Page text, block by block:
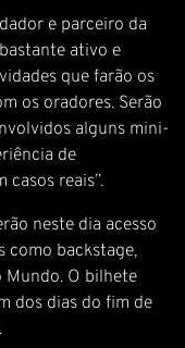
e parceiro da
ativo e
que farão os
os oradores. Serão
alguns mini-
de
casos reais”.
neste dia acesso
como backstage,
Mundo. O bilhete
dos dias do fim de